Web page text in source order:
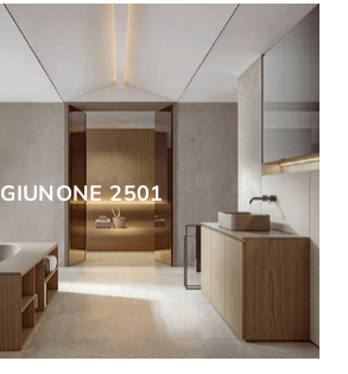
GIUNONE 2501